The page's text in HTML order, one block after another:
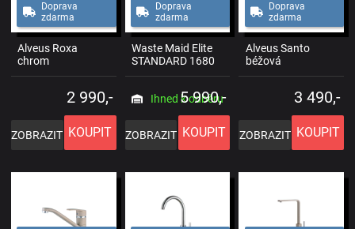
Doprava
zdarma
Alveus Roxa
chrom
2 990,-
ZOBRAZIT KOUPIT
Doprava
zdarma
Waste Maid Elite
STANDARD 1680
Ihned k odběru
5 990,-
ZOBRAZIT KOUPIT
Doprava
zdarma
Alveus Santo
béžová
3 490,-
ZOBRAZIT KOUPIT